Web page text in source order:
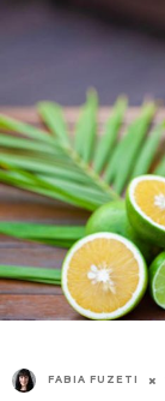
FABIA FUZETI